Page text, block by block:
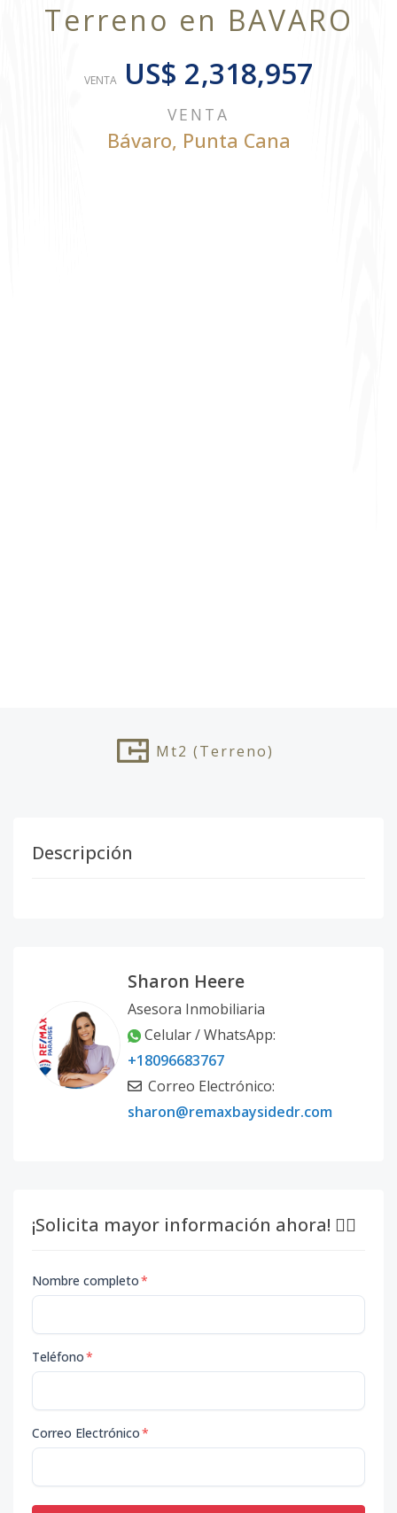
Terreno en BAVARO
VENTA US$ 2,318,957
VENTA
Bávaro, Punta Cana
Mt2 (Terreno)
Descripción
Sharon Heere
Asesora Inmobiliaria
Celular / WhatsApp:
+18096683767
Correo Electrónico:
sharon@remaxbaysidedr.com
¡Solicita mayor información ahora! 👇🏽
Nombre completo*
Teléfono*
Correo Electrónico*